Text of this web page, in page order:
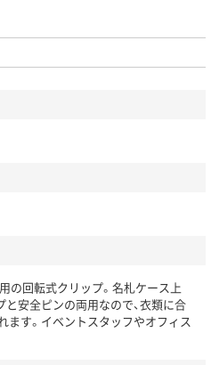
の回転式クリップ。名札ケース上
安全ピンの両用なので、衣類に合
ます。イベントスタッフやオフィス